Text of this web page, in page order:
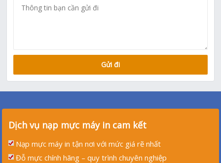
Dịch vụ nạp mực máy in cam kết
Nạp mực máy in tận nơi với mức giá rẽ nhất
Đỗ mực chính hãng – quy trình chuyên nghiệp